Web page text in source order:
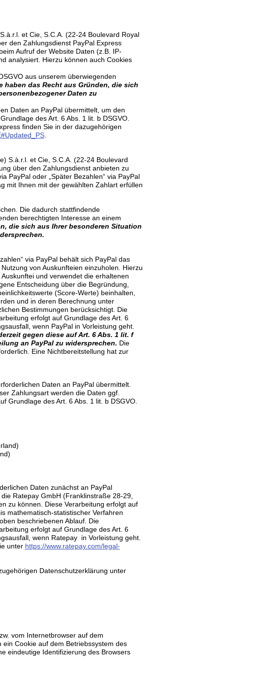
et Cie, S.C.A. (22-24 Boulevard Royal
den Zahlungsdienst PayPal Express
Aufruf der Website Daten (z.B. IP-
analysiert. Hierzu können auch Cookies
aus unserem überwiegenden
haben das Recht aus Gründen, die sich
Daten zu
Daten an PayPal übermittelt, um den
des Art. 6 Abs. 1 lit. b DSGVO.
finden Sie in der dazugehörigen
.
S.à.r.l. et Cie, S.C.A. (22-24 Boulevard
über den Zahlungsdienst anbieten zu
PayPal oder „Später Bezahlen“ via PayPal
mit Ihnen mit der gewählten Zahlart erfüllen
Die dadurch stattfindende
berechtigten Interesse an einem
die sich aus Ihrer besonderen Situation
via PayPal behält sich PayPal das
von Auskunfteien einzuholen. Hierzu
und verwendet die erhaltenen
Entscheidung über die Begründung,
(Score-Werte) beinhalten,
und in deren Berechnung unter
Bestimmungen berücksichtigt. Die
erfolgt auf Grundlage des Art. 6
wenn PayPal in Vorleistung geht.
gegen diese auf Art. 6 Abs. 1 lit. f
an PayPal zu widersprechen. Die
Eine Nichtbereitstellung hat zur
Daten an PayPal übermittelt.
Zahlungsart werden die Daten ggf.
Grundlage des Art. 6 Abs. 1 lit. b DSGVO.
Daten zunächst an PayPal
Ratepay GmbH (Franklinstraße 28-29,
zu können. Diese Verarbeitung erfolgt auf
mathematisch-statistischer Verfahren
beschriebenen Ablauf. Die
erfolgt auf Grundlage des Art. 6
wenn Ratepay in Vorleistung geht.
unter https://www.ratepay.com/legal-
Datenschutzerklärung unter
vom Internetbrowser auf dem
Cookie auf dem Betriebssystem des
eindeutige Identifizierung des Browsers